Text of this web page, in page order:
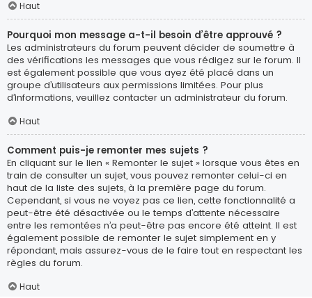
Haut
Pourquoi mon message a-t-il besoin d’être approuvé ?
Les administrateurs du forum peuvent décider de soumettre à
des vérifications les messages que vous rédigez sur le forum. Il
est également possible que vous ayez été placé dans un
groupe d’utilisateurs aux permissions limitées. Pour plus
d’informations, veuillez contacter un administrateur du forum.
Haut
Comment puis-je remonter mes sujets ?
En cliquant sur le lien « Remonter le sujet » lorsque vous êtes en
train de consulter un sujet, vous pouvez remonter celui-ci en
haut de la liste des sujets, à la première page du forum.
Cependant, si vous ne voyez pas ce lien, cette fonctionnalité a
peut-être été désactivée ou le temps d’attente nécessaire
entre les remontées n’a peut-être pas encore été atteint. Il est
également possible de remonter le sujet simplement en y
répondant, mais assurez-vous de le faire tout en respectant les
règles du forum.
Haut